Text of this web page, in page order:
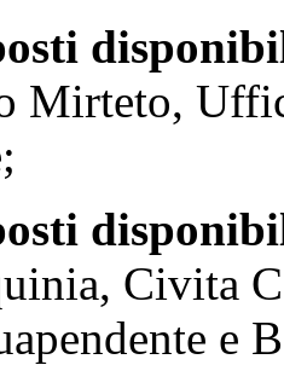
Mirteto,
Civita
e